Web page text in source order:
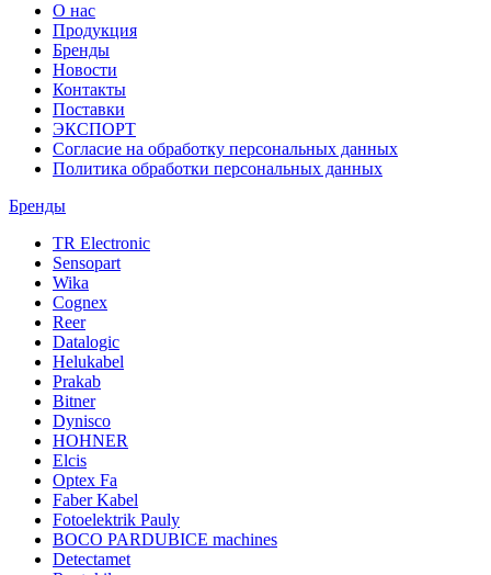
О нас
Продукция
Бренды
Новости
Контакты
Поставки
ЭКСПОРТ
Согласие на обработку персональных данных
Политика обработки персональных данных
Бренды
TR Electronic
Sensopart
Wika
Cognex
Reer
Datalogic
Helukabel
Prakab
Bitner
Dynisco
HOHNER
Elcis
Optex Fa
Faber Kabel
Fotoelektrik Pauly
BOCO PARDUBICE machines
Detectamet